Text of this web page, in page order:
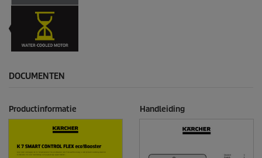
DOCUMENTEN
Productinformatie Handleiding